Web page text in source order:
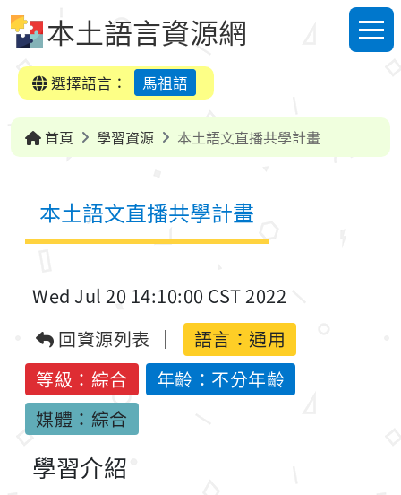
本土語言資源網
選單
選擇語言：
馬祖語
首頁 學習資源 本土語文直播共學計畫
本土語文直播共學計畫
Wed Jul 20 14:10:00 CST 2022
回資源列表
語言： 通用
等級：綜合
年齡：不分年齡
媒體：綜合
學習介紹